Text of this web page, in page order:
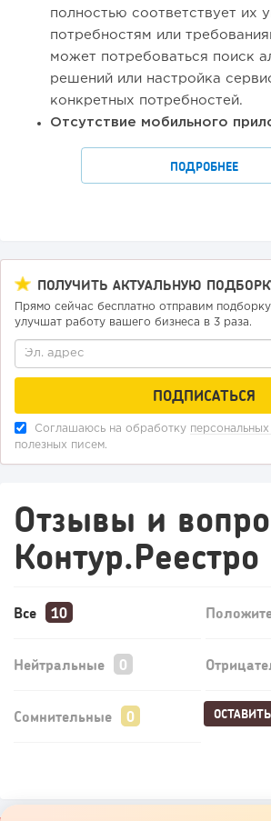
полностью соответствует их
потребностям или
может потребоваться поиск
решений или настройка
конкретных потребностей.
Отсутствие мобильного
ПОДРОБНЕЕ
ПОЛУЧИТЬ АКТУАЛЬНУЮ
Прямо сейчас бесплатно отправим
улучшат работу вашего бизнеса в 3 раза.
Соглашаюсь на обработку
полезных писем.
Отзывы и
Контур.Реестро
Все
Нейтральные
Сомнительные